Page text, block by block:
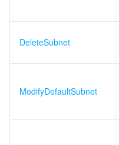
DeleteSubnet
ModifyDefaultSubnet